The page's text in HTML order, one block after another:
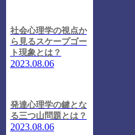
社会心理学の視点か
ら見るスケープゴー
ト現象とは？
2023.08.06
発達心理学の鍵とな
る三つ山問題とは？
2023.08.06